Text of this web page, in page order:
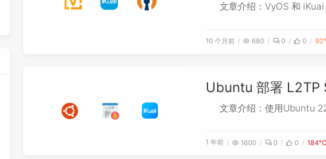
文章介绍：VyOS 和 iKuai
10 个月前 680 0 0
Ubuntu 部署 L2TP
文章介绍：使用Ubuntu
1 年前 1600 0 0 184℃